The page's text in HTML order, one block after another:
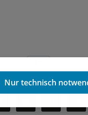
Nur technisch